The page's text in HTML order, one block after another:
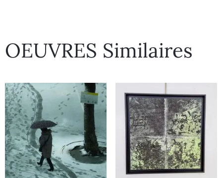
OEUVRES Similaires